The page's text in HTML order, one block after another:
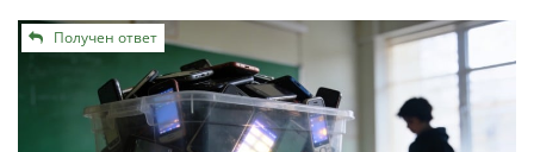
Получен ответ